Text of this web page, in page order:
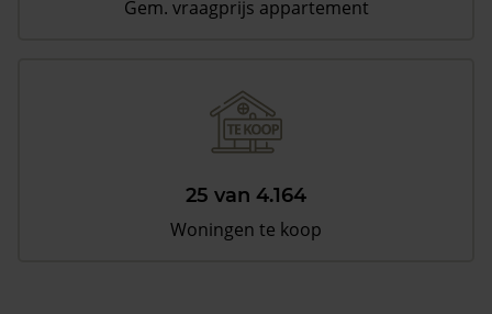
Gem. vraagprijs appartement
25 van 4.164
Woningen te koop